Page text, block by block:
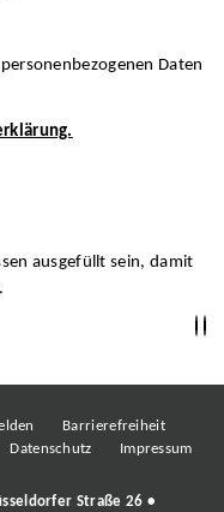
Daten
ausgefüllt sein, damit
Barrierefreiheit
Datenschutz Impressum
Straße 26 •